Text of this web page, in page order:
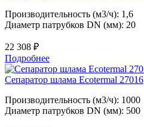
Производительность (м3/ч): 1,6
Диаметр патрубков DN (мм): 20
22 308 ₽
Подробнее
Сепаратор шлама Ecotermal 27016
Производительность (м3/ч): 1000
Диаметр патрубков DN (мм): 500